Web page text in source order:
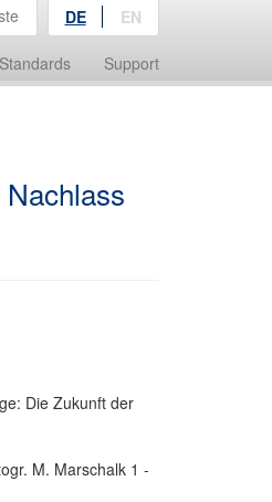
Standards Support
DE EN
Nachlass
Die Zukunft der
M. Marschalk 1 -